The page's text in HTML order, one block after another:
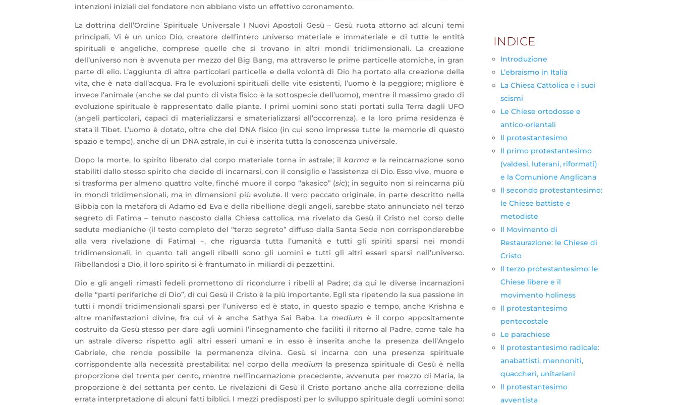
intenzioni iniziali del fondatore non abbiano visto un effettivo coronamento.
La dottrina dell’Ordine Spirituale Universale I Nuovi Apostoli Gesù – Gesù ruota attorno ad alcuni temi
principali. Vi è un unico Dio, creatore dell’intero universo materiale e immateriale e di tutte le entità
spirituali e angeliche, comprese quelle che si trovano in altri mondi tridimensionali. La creazione
dell’universo non è avvenuta per mezzo del Big Bang, ma attraverso le prime particelle atomiche, in gran
parte di elio. L’aggiunta di altre particolari particelle e della volontà di Dio ha portato alla creazione della
vita, che è nata dall’acqua. Fra le evoluzioni spirituali delle vite esistenti, l’uomo è la peggiore; migliore è
invece l’animale (anche se dal punto di vista fisico è la sottospecie dell’uomo), mentre il massimo grado di
evoluzione spirituale è rappresentato dalle piante. I primi uomini sono stati portati sulla Terra dagli UFO
(angeli particolari, capaci di materializzarsi e smaterializzarsi all’occorrenza), e la loro prima residenza è
stata il Tibet. L’uomo è dotato, oltre che del DNA fisico (in cui sono impresse tutte le memorie di questo
spazio e tempo), anche di un DNA astrale, in cui è inserita tutta la conoscenza universale.
Dopo la morte, lo spirito liberato dal corpo materiale torna in astrale; ilkarmae la reincarnazione sono
stabiliti dallo stesso spirito che decide di incarnarsi, con il consiglio e l’assistenza di Dio. Esso vive, muore e
si trasforma per almeno quattro volte, finché muore il corpo “akasico” (sic); in seguito non si reincarna più
in mondi tridimensionali, ma in dimensioni più evolute. Il vero peccato originale, in parte descritto nella
Bibbia con la metafora di Adamo ed Eva e della ribellione degli angeli, sarebbe stato annunciato nel terzo
segreto di Fatima – tenuto nascosto dalla Chiesa cattolica, ma rivelato da Gesù il Cristo nel corso delle
sedute medianiche (il testo completo del “terzo segreto” diffuso dalla Santa Sede non corrisponderebbe
alla vera rivelazione di Fatima) –, che riguarda tutta l’umanità e tutti gli spiriti sparsi nei mondi
tridimensionali, in quanto tali angeli ribelli sono gli uomini e tutti gli altri esseri sparsi nell’universo.
Ribellandosi a Dio, il loro spirito si è frantumato in miliardi di pezzettini.
Dio e gli angeli rimasti fedeli promettono di ricondurre i ribelli al Padre; da qui le diverse incarnazioni
delle “parti periferiche di Dio”, di cui Gesù il Cristo è la più importante. Egli sta ripetendo la sua passione in
tutti i mondi tridimensionali sparsi per l’universo ed è stato, in questo spazio e tempo, anche Krishna e
altre manifestazioni divine, fra cui vi è anche Sathya Sai Baba. Lamedium è il corpo appositamente
costruito da Gesù stesso per dare agli uomini l’insegnamento che faciliti il ritorno al Padre, come tale ha
un astrale diverso rispetto agli altri esseri umani e in esso è inserita anche la presenza dell’Angelo
Gabriele, che rende possibile la permanenza divina. Gesù si incarna con una presenza spirituale
corrispondente alla necessità prestabilita: nel corpo dellamedium la presenza spirituale di Gesù è nella
proporzione del trenta per cento, mentre nell’incarnazione precedente, avvenuta per mezzo di Maria, la
proporzione è del settanta per cento. Le rivelazioni di Gesù il Cristo portano anche alla correzione della
errata interpretazione di alcuni fatti biblici. I mezzi predisposti per lo sviluppo spirituale degli uomini sono:
INDICE
Introduzione
L’ebraismo in Italia
La Chiesa Cattolica e i suoi
scismi
Le Chiese ortodosse e
antico-orientali
Il protestantesimo
Il primo protestantesimo
(valdesi, luterani, riformati)
e la Comunione Anglicana
Il secondo protestantesimo:
le Chiese battiste e
metodiste
Il Movimento di
Restaurazione: le Chiese di
Cristo
Il terzo protestantesimo: le
Chiese libere e il
movimento holiness
Il protestantesimo
pentecostale
Le parachiese
Il protestantesimo radicale:
anabattisti, mennoniti,
quaccheri, unitariani
Il protestantesimo
avventista